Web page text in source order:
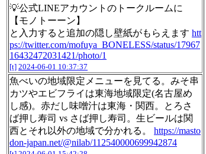
💡公式LINEアカウントのトークルームに
【モノトーーン】
と入力すると追加の隠し壁紙がもらえます htt
ps://twitter.com/mofuya_BONELESS/status/17967
16432472031421/photo/1
[t] 2024-06-01 10:37:37
魚べいの地域限定メニューを見てる。みそ串
カツやエビフライは東海地域限定(名古屋め
し感)。赤だし味噌汁は東海・関西。とろさ
ば押し寿司 vs さば押し寿司。生ビールは関
西とそれ以外の地域で分かれる。 https://masto
don-japan.net/@nilab/112540000699942874